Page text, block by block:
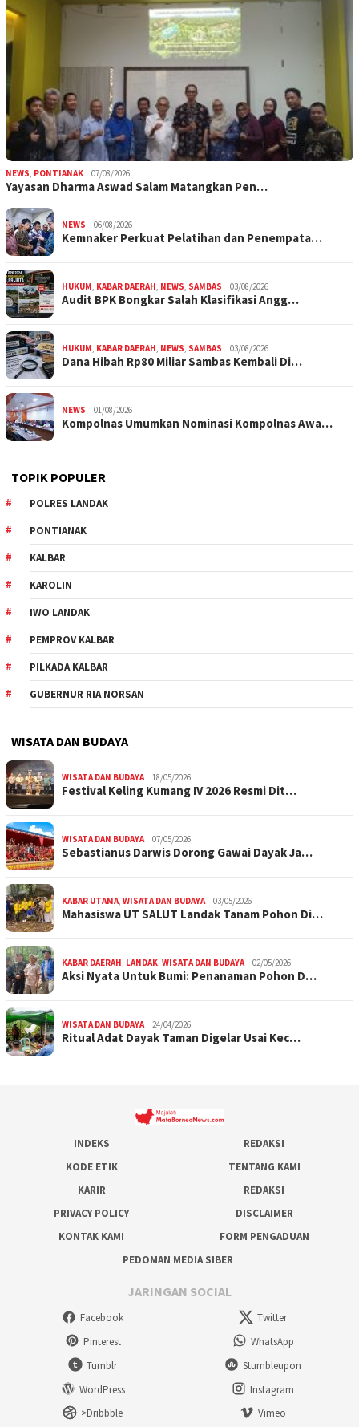
NEWS, PONTIANAK 07/08/2026
Yayasan Dharma Aswad Salam Matangkan Pen…
NEWS 06/08/2026
Kemnaker Perkuat Pelatihan dan Penempata…
HUKUM, KABAR DAERAH, NEWS, SAMBAS 03/08/2026
Audit BPK Bongkar Salah Klasifikasi Angg…
HUKUM, KABAR DAERAH, NEWS, SAMBAS 03/08/2026
Dana Hibah Rp80 Miliar Sambas Kembali Di…
NEWS 01/08/2026
Kompolnas Umumkan Nominasi Kompolnas Awa…
TOPIK POPULER
POLRES LANDAK
PONTIANAK
KALBAR
KAROLIN
IWO LANDAK
PEMPROV KALBAR
PILKADA KALBAR
GUBERNUR RIA NORSAN
WISATA DAN BUDAYA
WISATA DAN BUDAYA 18/05/2026
Festival Keling Kumang IV 2026 Resmi Dit…
WISATA DAN BUDAYA 07/05/2026
Sebastianus Darwis Dorong Gawai Dayak Ja…
KABAR UTAMA, WISATA DAN BUDAYA 03/05/2026
Mahasiswa UT SALUT Landak Tanam Pohon Di…
KABAR DAERAH, LANDAK, WISATA DAN BUDAYA 02/05/2026
Aksi Nyata Untuk Bumi: Penanaman Pohon D…
WISATA DAN BUDAYA 24/04/2026
Ritual Adat Dayak Taman Digelar Usai Kec…
INDEKS
REDAKSI
KODE ETIK
TENTANG KAMI
KARIR
REDAKSI
PRIVACY POLICY
DISCLAIMER
KONTAK KAMI
FORM PENGADUAN
PEDOMAN MEDIA SIBER
JARINGAN SOCIAL
Facebook
Twitter
Pinterest
WhatsApp
Tumblr
Stumbleupon
WordPress
Instagram
>Dribbble
Vimeo